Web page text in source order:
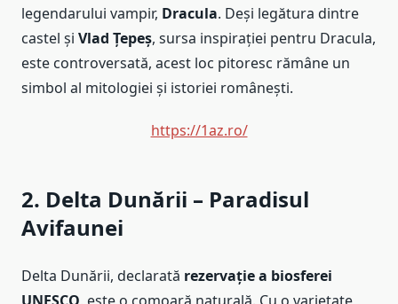
legendarului vampir, Dracula. Deși legătura dintre
castel și Vlad Țepeș, sursa inspirației pentru Dracula,
este controversată, acest loc pitoresc rămâne un
simbol al mitologiei și istoriei românești.
https://1az.ro/
2. Delta Dunării – Paradisul
Avifaunei
Delta Dunării, declarată rezervație a biosferei